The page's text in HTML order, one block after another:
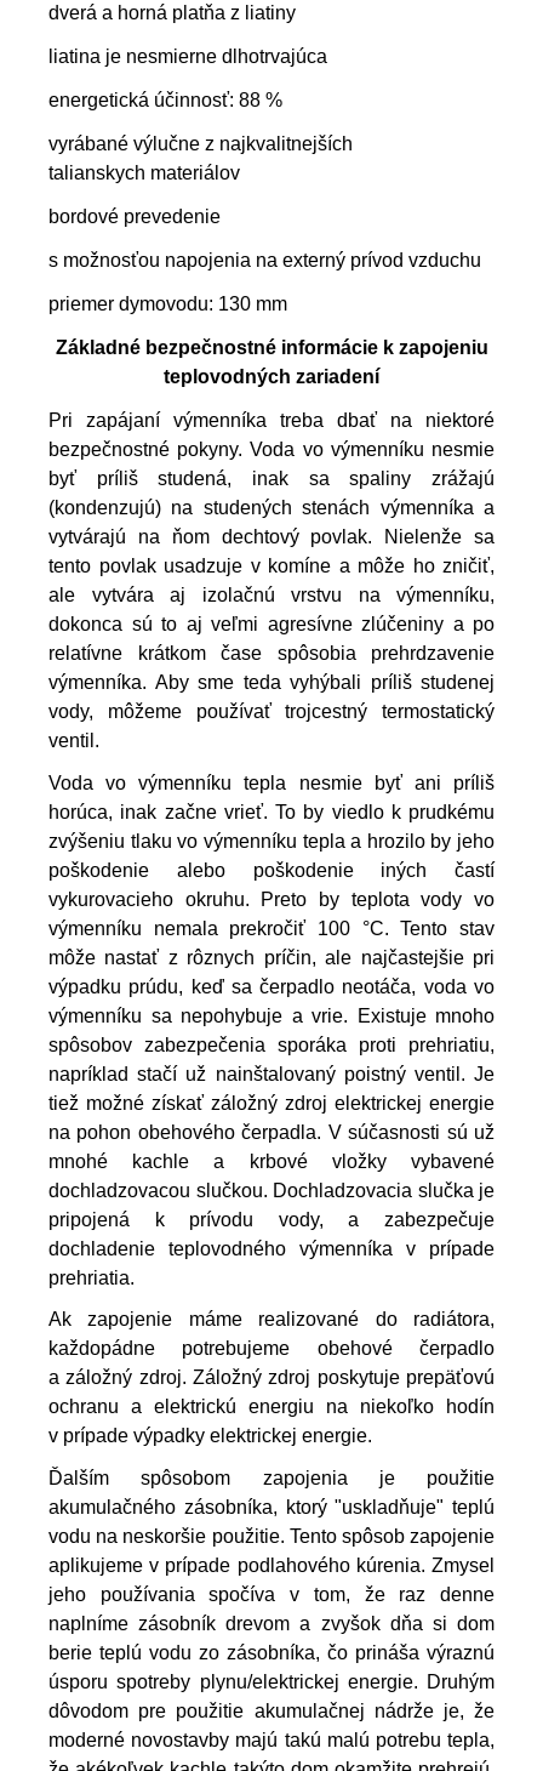
dverá a horná platňa z liatiny
liatina je nesmierne dlhotrvajúca
energetická účinnosť: 88 %
vyrábané výlučne z najkvalitnejších
talianskych materiálov
bordové prevedenie
s možnosťou napojenia na externý prívod vzduchu
priemer dymovodu: 130 mm
Základné bezpečnostné informácie k zapojeniu
teplovodných zariadení
Pri zapájaní výmenníka treba dbať na niektoré
bezpečnostné pokyny. Voda vo výmenníku nesmie
byť príliš studená, inak sa spaliny zrážajú
(kondenzujú) na studených stenách výmenníka a
vytvárajú na ňom dechtový povlak. Nielenže sa
tento povlak usadzuje v komíne a môže ho zničiť,
ale vytvára aj izolačnú vrstvu na výmenníku,
dokonca sú to aj veľmi agresívne zlúčeniny a po
relatívne krátkom čase spôsobia prehrdzavenie
výmenníka. Aby sme teda vyhýbali príliš studenej
vody, môžeme používať trojcestný termostatický
ventil.
Voda vo výmenníku tepla nesmie byť ani príliš
horúca, inak začne vrieť. To by viedlo k prudkému
zvýšeniu tlaku vo výmenníku tepla a hrozilo by jeho
poškodenie alebo poškodenie iných častí
vykurovacieho okruhu. Preto by teplota vody vo
výmenníku nemala prekročiť 100 °C. Tento stav
môže nastať z rôznych príčin, ale najčastejšie pri
výpadku prúdu, keď sa čerpadlo neotáča, voda vo
výmenníku sa nepohybuje a vrie. Existuje mnoho
spôsobov zabezpečenia sporáka proti prehriatiu,
napríklad stačí už nainštalovaný poistný ventil. Je
tiež možné získať záložný zdroj elektrickej energie
na pohon obehového čerpadla. V súčasnosti sú už
mnohé kachle a krbové vložky vybavené
dochladzovacou slučkou. Dochladzovacia slučka je
pripojená k prívodu vody, a zabezpečuje
dochladenie teplovodného výmenníka v prípade
prehriatia.
Ak zapojenie máme realizované do radiátora,
každopádne potrebujeme obehové čerpadlo
a záložný zdroj. Záložný zdroj poskytuje prepäťovú
ochranu a elektrickú energiu na niekoľko hodín
v prípade výpadky elektrickej energie.
Ďalším spôsobom zapojenia je použitie
akumulačného zásobníka, ktorý "uskladňuje" teplú
vodu na neskoršie použitie. Tento spôsob zapojenie
aplikujeme v prípade podlahového kúrenia. Zmysel
jeho používania spočíva v tom, že raz denne
naplníme zásobník drevom a zvyšok dňa si dom
berie teplú vodu zo zásobníka, čo prináša výraznú
úsporu spotreby plynu/elektrickej energie. Druhým
dôvodom pre použitie akumulačnej nádrže je, že
moderné novostavby majú takú malú potrebu tepla,